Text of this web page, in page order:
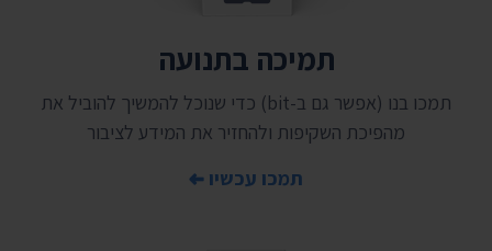
תמיכה בתנועה
תמכו בנו (אפשר גם ב-bit) כדי שנוכל להמשיך להוביל את
מהפיכת השקיפות ולהחזיר את המידע לציבור
תמכו עכשיו